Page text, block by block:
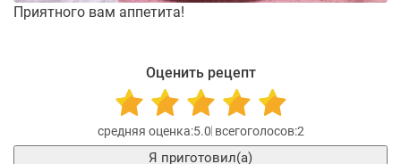
Приятного вам аппетита!
Оценить рецепт
5.0 2
Я приготовил(а)